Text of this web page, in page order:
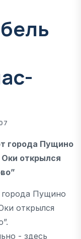
города Пущино
открылся
города Пущино
открылся
- здесь